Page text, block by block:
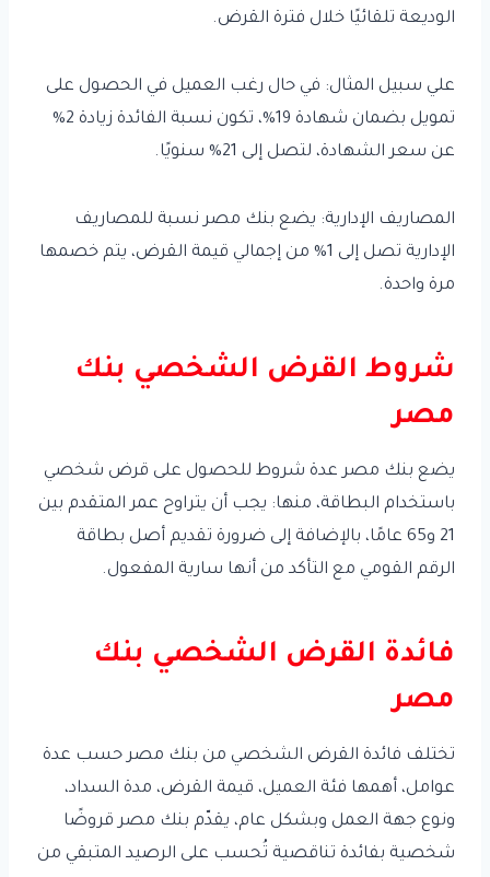
الوديعة تلقائيًا خلال فترة القرض.
علي سبيل المثال: في حال رغب العميل في الحصول على
تمويل بضمان شهادة 19%، تكون نسبة الفائدة زيادة 2%
عن سعر الشهادة، لتصل إلى 21% سنويًا.
المصاريف الإدارية: يضع بنك مصر نسبة للمصاريف
الإدارية تصل إلى 1% من إجمالي قيمة القرض، يتم خصمها
مرة واحدة.
شروط القرض الشخصي بنك
مصر
يضع بنك مصر عدة شروط للحصول على قرض شخصي
باستخدام البطاقة، منها: يجب أن يتراوح عمر المتقدم بين
21 و65 عامًا، بالإضافة إلى ضرورة تقديم أصل بطاقة
الرقم القومي مع التأكد من أنها سارية المفعول.
فائدة القرض الشخصي بنك
مصر
تختلف فائدة القرض الشخصي من بنك مصر حسب عدة
عوامل، أهمها فئة العميل، قيمة القرض، مدة السداد،
ونوع جهة العمل وبشكل عام، يقدّم بنك مصر قروضًا
شخصية بفائدة تناقصية تُحسب على الرصيد المتبقي من